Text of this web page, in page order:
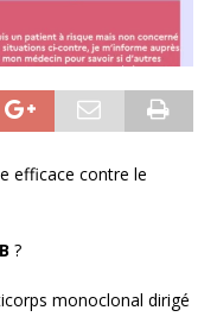
efficace contre le
?
monoclonal dirigé